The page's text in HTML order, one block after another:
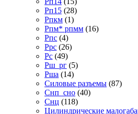
Рп15 (28)
Рпкм (1)
Рпм* рпмм (16)
Рпс (4)
Ррс (26)
Рс (49)
Рш_рг (5)
Рша (14)
Силовые разъемы (87)
Снп_сно (40)
Снц (118)
Цилиндрические